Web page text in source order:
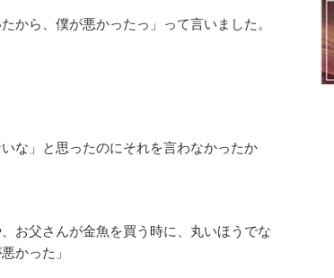
ら、僕が悪かったっ」って言いました。
な」と思ったのにそれを言わなかったか
お父さんが金魚を買う時に、丸いほうでな
かった」